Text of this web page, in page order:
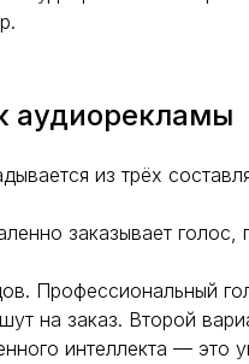
аудиорекламы
из трёх
заказывает
Профессиональный
на заказ. Второй
интеллекта — это